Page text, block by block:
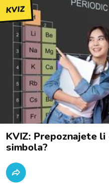
KVIZ
KVIZ: Prepoznajete
simbola?